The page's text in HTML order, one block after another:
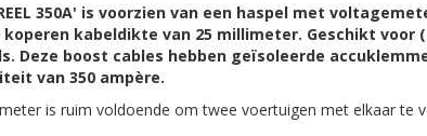
350A' is voorzien van een haspel met
kabeldikte van 25 millimeter. Geschikt voor
Deze boost cables hebben geïsoleerde
van 350 ampère.
is ruim voldoende om twee voertuigen met elkaar te